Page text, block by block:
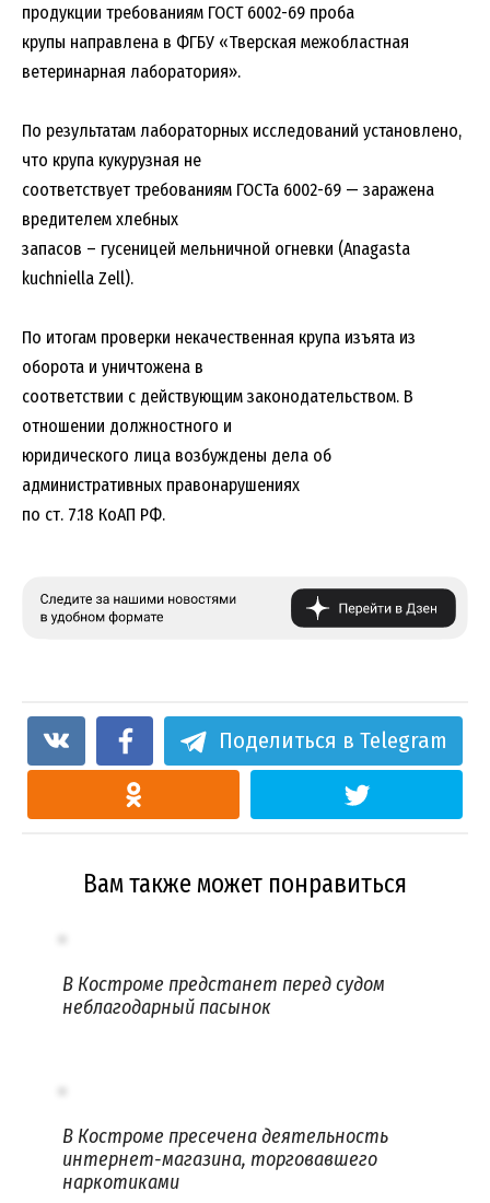
продукции требованиям ГОСТ 6002-69 проба
крупы направлена в ФГБУ «Тверская межобластная
ветеринарная лаборатория».
По результатам лабораторных исследований установлено,
что крупа кукурузная не
соответствует требованиям ГОСТа 6002-69 — заражена
вредителем хлебных
запасов – гусеницей мельничной огневки (Anagasta
kuchniella Zell).
По итогам проверки некачественная крупа изъята из
оборота и уничтожена в
соответствии с действующим законодательством. В
отношении должностного и
юридического лица возбуждены дела об
административных правонарушениях
по ст. 7.18 КоАП РФ.
Поделиться в Telegram
Вам также может понравиться
В Костроме предстанет перед судом
неблагодарный пасынок
В Костроме пресечена деятельность
интернет-магазина, торговавшего
наркотиками